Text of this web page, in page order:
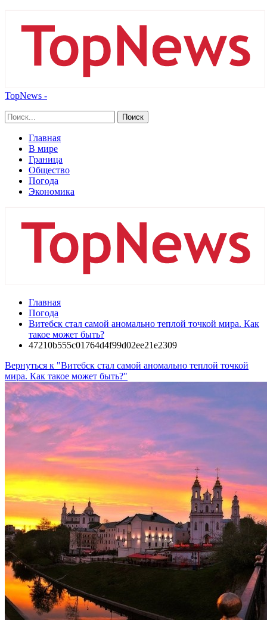
TopNews -
Главная
В мире
Граница
Общество
Погода
Экономика
Главная
Погода
Витебск стал самой аномально теплой точкой мира. Как
такое может быть?
47210b555c01764d4f99d02ee21e2309
Вернуться к "Витебск стал самой аномально теплой точкой
мира. Как такое может быть?"